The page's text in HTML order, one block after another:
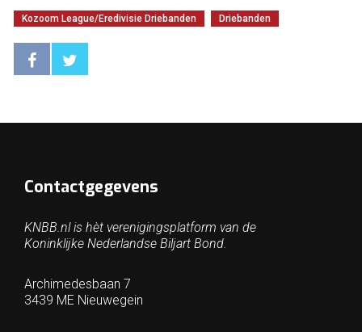
Kozoom League/Eredivisie Driebanden Driebanden
Contactgegevens
KNBB.nl is hèt verenigingsplatform van de
Koninklijke Nederlandse Biljart Bond.
Archimedesbaan 7
3439 ME Nieuwegein